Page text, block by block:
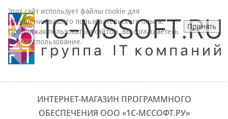
ИНТЕРНЕТ-МАГАЗИН ПРОГРАММНОГО
ОБЕСПЕЧЕНИЯ ООО «1С-МССОФТ.РУ»
Этот сайт использует файлы cookie для
улучшения вашего пользовательского опыта.
Продолжая пользоваться сайтом, вы соглашаетесь
на их использование.
Принять